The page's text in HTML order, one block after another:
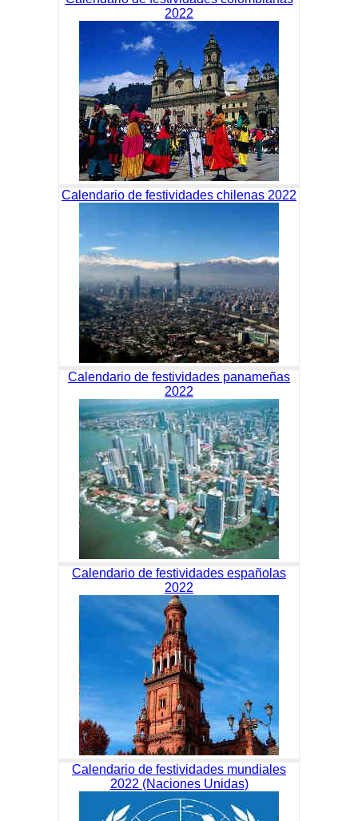
2022
Calendario de festividades chilenas 2022
Calendario de festividades panameñas
2022
Calendario de festividades españolas
2022
Calendario de festividades mundiales
2022 (Naciones Unidas)